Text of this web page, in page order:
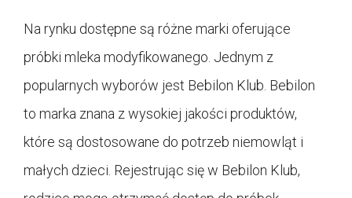
Na rynku dostępne są różne marki oferujące
próbki mleka modyfikowanego. Jednym z
popularnych wyborów jest Bebilon Klub. Bebilon
to marka znana z wysokiej jakości produktów,
które są dostosowane do potrzeb niemowląt i
małych dzieci. Rejestrując się w Bebilon Klub,